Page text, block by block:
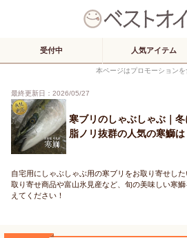
受付中 人気アイテム
本ページはプロモーション
最終更新日：2026/05/27
寒ブリのしゃぶしゃぶ｜
脂ノリ抜群の人気の寒鰤は
自宅用にしゃぶしゃぶ用の寒ブリをお取り寄せし
取り寄せ商品や富山氷見産など、旬の美味しい寒
えてください！